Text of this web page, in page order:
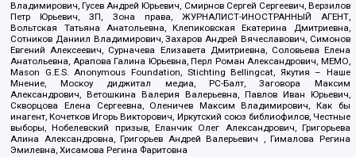
Владимирович, Гусев Андрей Юрьевич, Смирнов Сергей Сергеевич, Верзилов
Петр Юрьевич, ЗП, Зона права, ЖУРНАЛИСТ-ИНОСТРАННЫЙ АГЕНТ,
Вольтская Татьяна Анатольевна, Клепиковская Екатерина Дмитриевна,
Сотников Даниил Владимирович, Захаров Андрей Вячеславович, Симонов
Евгений Алексеевич, Сурначева Елизавета Дмитриевна, Соловьева Елена
Анатольевна, Арапова Галина Юрьевна, Перл Роман Александрович, МЕМО,
Mason G.E.S. Anonymous Foundation, Stichting Bellingcat, Якутия – Наше
Мнение, Москоу диджитал медиа, РС-Балт, Заговора Максим
Александрович, Ветошкина Валерия Валерьевна, Павлов Иван Юрьевич,
Скворцова Елена Сергеевна, Оленичев Максим Владимирович, Как бы
инагент, Кочетков Игорь Викторович, Иркутский союз библиофилов, Честные
выборы, Нобелевский призыв, Еланчик Олег Александрович, Григорьева
Алина Александровна, Григорьев Андрей Валерьевич , Гималова Регина
Эмилевна, Хисамова Регина Фаритовна